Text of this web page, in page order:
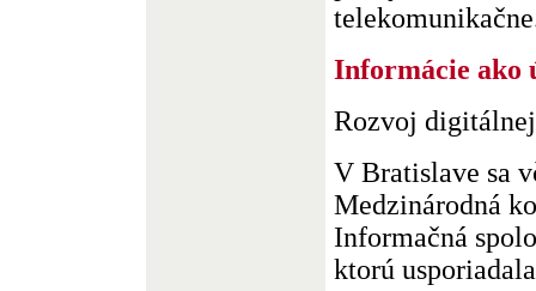
Informácie ako
Rozvoj
V Bratislave sa
Medzinárodná
Informačná
ktorú